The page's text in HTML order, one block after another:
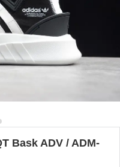
Bask ADV / ADM-